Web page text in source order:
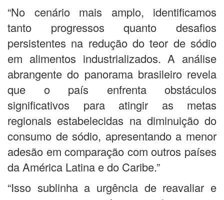
“No cenário mais amplo, identificamos
tanto progressos quanto desafios
persistentes na redução do teor de sódio
em alimentos industrializados. A análise
abrangente do panorama brasileiro revela
que o país enfrenta obstáculos
significativos para atingir as metas
regionais estabelecidas na diminuição do
consumo de sódio, apresentando a menor
adesão em comparação com outros países
da América Latina e do Caribe.”
“Isso sublinha a urgência de reavaliar e